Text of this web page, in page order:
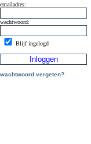
emailadres:
wachtwoord:
Blijf ingelogd
wachtwoord vergeten?